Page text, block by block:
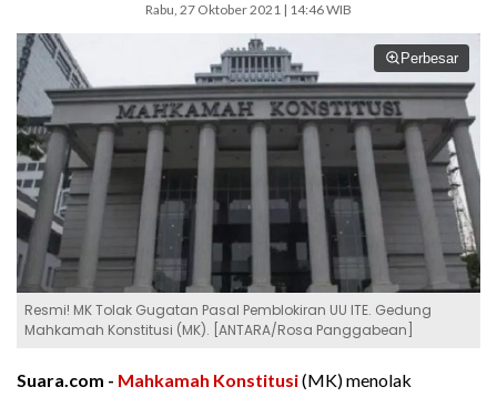
Rabu, 27 Oktober 2021 | 14:46 WIB
Perbesar
Resmi! MK Tolak Gugatan Pasal Pemblokiran UU ITE. Gedung
Mahkamah Konstitusi (MK). [ANTARA/Rosa Panggabean]
Suara.com - Mahkamah Konstitusi(MK) menolak